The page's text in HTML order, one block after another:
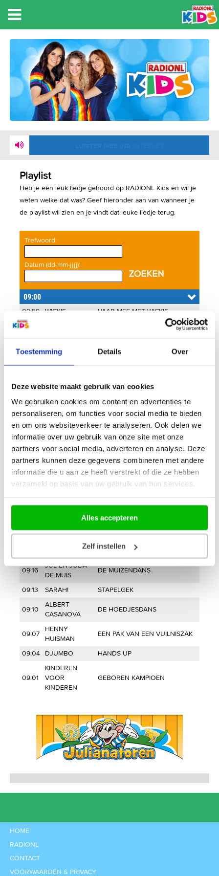
Toestemming Details Over
Deze website maakt gebruik van cookies
We gebruiken cookies om content en advertenties te
personaliseren, om functies voor social media te bieden
en om ons websiteverkeer te analyseren. Ook delen we
informatie over uw gebruik van onze site met onze
partners voor social media, adverteren en analyse. Deze
partners kunnen deze gegevens combineren met andere
informatie die u aan ze heeft verstrekt of die ze hebben
verzameld op basis van uw gebruik van hun services.
Alles accepteren
Zelf instellen
Playlist
Heb je een leuk liedje gehoord op RADIONL Kids en wil je
weten welke dat was? Geef hieronder aan van wanneer je
de playlist wil zien en je vindt dat leuke liedje terug.
Trefwoord:
Datum (dd-mm-jjjj):
09:59 WICKIE
VAAR MEE MET WICKIE
09:55
MEGA MINDY IS VERLIEFD
BOUWER
09:49 FLEMMING
09:47
ADRIAAN
DE MUIS EN OLIFANT
09:44 FIN & FLO
FIN & FLO
09:40 ANNE
JUMPEN OP HET SCHOOLPLEIN
09:37
VOF DE KUNST
DIKKERTJE DAP
09:33
AMIKA
IK BEN VERLIEFD
09:31
KONFETTI 24-7-365
09:28
MIRJAM
TIMMER & HAN
SPROOKJESBOS
GLITTER EN GLAMOUR
09:21 DOENJA
BAYO BAMBOLE
HALLO
09:16
JUL EN JULIA
DE MUIS
DE MUIZENDANS
09:13 SARAH! STAPELGEK
09:10
ALBERT
CASANOVA
DE HOEDJESDANS
09:07
HENNY
HUISMAN
EEN PAK VAN EEN VUILNISZAK
09:04 DJUMBO HANDS UP
09:01
KINDEREN
VOOR
KINDEREN
GEBOREN KAMPIOEN
HOME
RADIONL
CONTACT
VOORWAARDEN & PRIVACY